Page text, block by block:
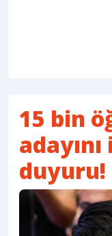
15 bin
duyuru!